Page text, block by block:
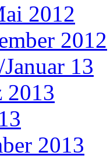
2012
2012
13
2013
2013